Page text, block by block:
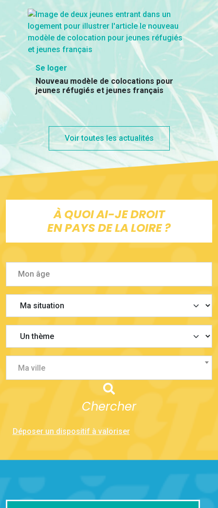
Se loger
Nouveau modèle de colocations pour
jeunes réfugiés et jeunes français
Voir toutes les actualités
À QUOI AI-JE DROIT
EN PAYS DE LA LOIRE ?
Ma ville
Chercher
Déposer un dispositif à valoriser